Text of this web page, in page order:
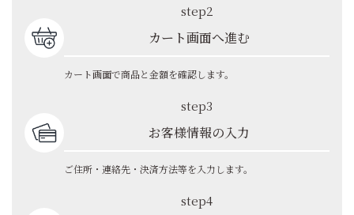
step2
カート画面へ進む
カート画面で商品と金額を確認します。
step3
お客様情報の入力
ご住所・連絡先・決済方法等を入力します。
step4